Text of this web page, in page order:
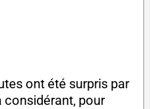
ont été surpris par
considérant, pour